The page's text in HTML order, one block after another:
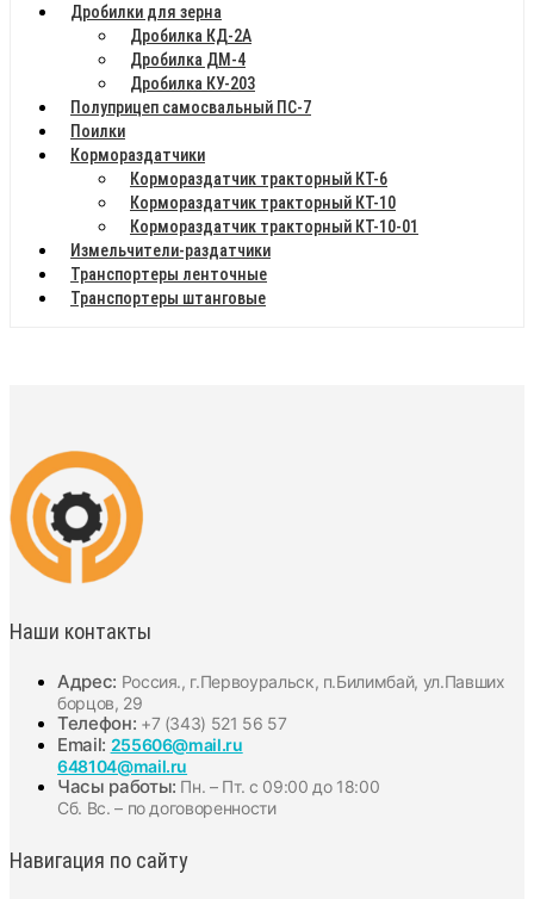
Дробилки для зерна
Дробилка КД-2А
Дробилка ДМ-4
Дробилка КУ-203
Полуприцеп самосвальный ПС-7
Поилки
Кормораздатчики
Кормораздатчик тракторный КТ-6
Кормораздатчик тракторный КТ-10
Кормораздатчик тракторный КТ-10-01
Измельчители-раздатчики
Транспортеры ленточные
Транспортеры штанговые
Наши контакты
Адрес: Россия., г.Первоуральск, п.Билимбай, ул.Павших
борцов, 29
Телефон: +7 (343) 521 56 57
Email: 255606@mail.ru
648104@mail.ru
Часы работы: Пн. – Пт. с 09:00 до 18:00
Сб. Вс. – по договоренности
Навигация по сайту